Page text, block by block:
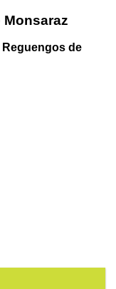
Reguengos de